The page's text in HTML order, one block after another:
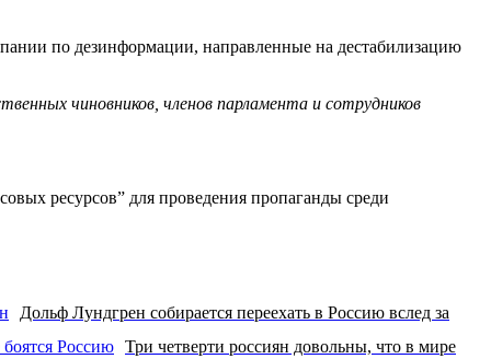
по дезинформации, направленные на дестабилизацию
чиновников, членов парламента и сотрудников
ресурсов” для проведения пропаганды среди
Дольф Лундгрен собирается переехать в Россию вслед за
Три четверти россиян довольны, что в мире